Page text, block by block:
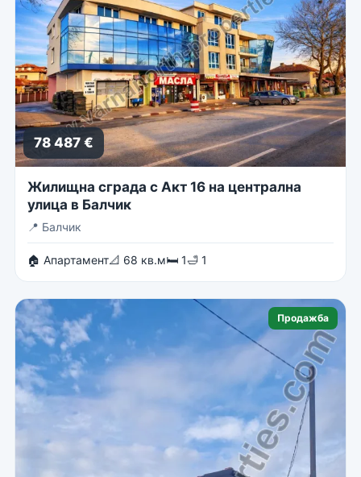
78 487 €
Жилищна сграда с Акт 16 на централна
улица в Балчик
📍 Балчик
🏠 Апартамент📐 68 кв.м🛏 1🛁 1
Продажба